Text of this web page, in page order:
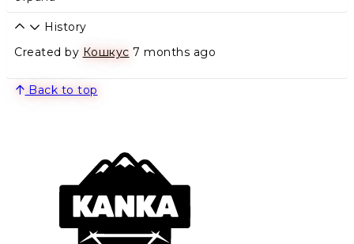
History
Created by Кошкус 7 months ago
Back to top